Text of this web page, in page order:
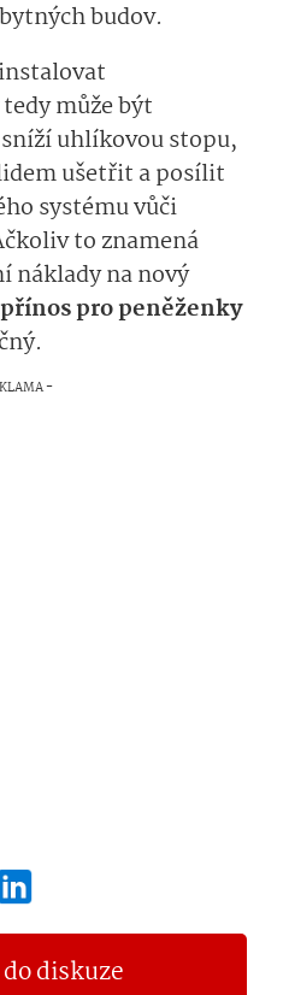
budov.
může být
uhlíkovou stopu,
ušetřit a posílit
systému vůči
to znamená
náklady na nový
pro peněženky
diskuze